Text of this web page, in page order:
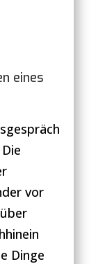
eines
vor
Dinge